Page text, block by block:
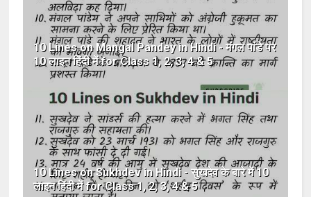
10 Lines on Mangal Pandey in Hindi - मंगल पांडे पर
10 लाइन हिंदी में for Class 1, 2, 3, 4 & 5
10 Lines on Sukhdev in Hindi - सुखदेव के बारे में 10
लाइन हिंदी में for Class 1, 2, 3, 4 & 5